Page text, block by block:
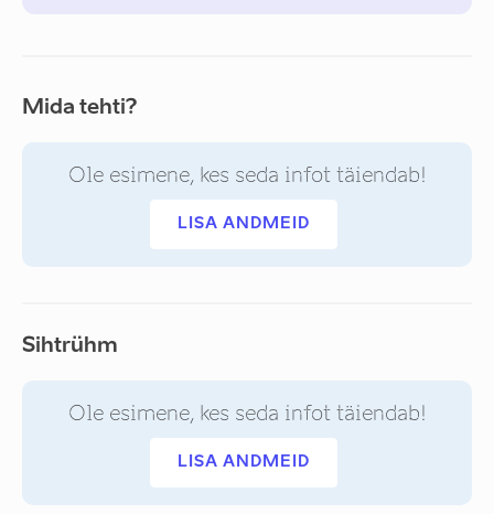
Mida tehti?
Ole esimene, kes seda infot täiendab!
LISA ANDMEID
Sihtrühm
Ole esimene, kes seda infot täiendab!
LISA ANDMEID